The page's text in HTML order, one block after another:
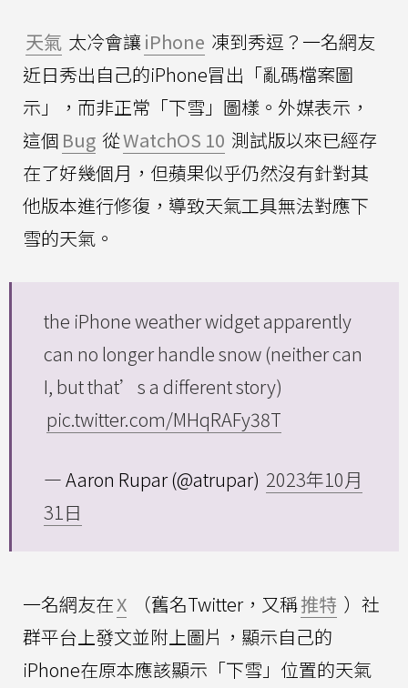
天氣 太冷會讓 iPhone 凍到秀逗？一名網友
近日秀出自己的iPhone冒出「亂碼檔案圖
示」，而非正常「下雪」圖樣。外媒表示，
這個 Bug 從WatchOS 10 測試版以來已經存
在了好幾個月，但蘋果似乎仍然沒有針對其
他版本進行修復，導致天氣工具無法對應下
雪的天氣。
the iPhone weather widget apparently
can no longer handle snow (neither can
I, but that’s a different story)
pic.twitter.com/MHqRAFy38T
— Aaron Rupar (@atrupar) 2023年10月
31日
一名網友在X （舊名Twitter，又稱推特 ）社
群平台上發文並附上圖片，顯示自己的
iPhone在原本應該顯示「下雪」位置的天氣